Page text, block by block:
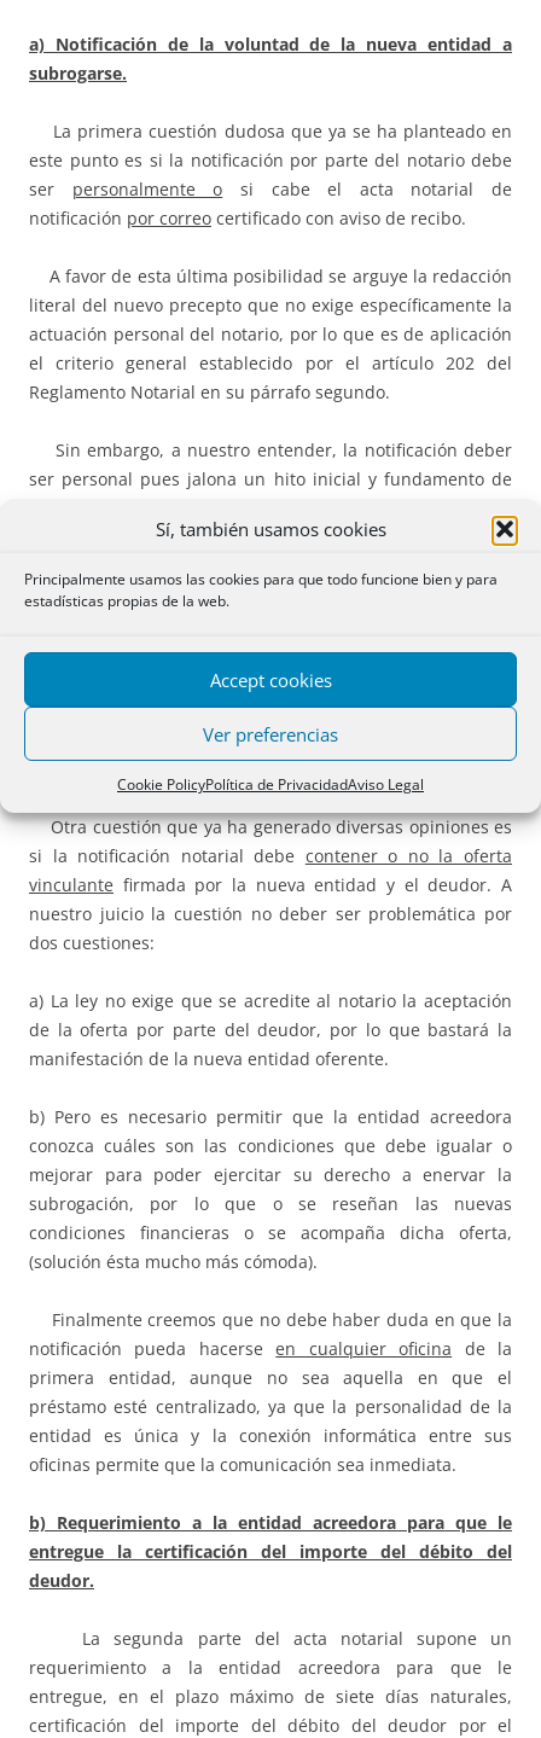
Sí, también usamos cookies
Principalmente usamos las cookies para que todo funcione bien y para
estadísticas propias de la web.
Accept cookies
Ver preferencias
Cookie PolicyPolítica de PrivacidadAviso Legal
a) Notificación de la voluntad de la nueva entidad a
subrogarse.
La primera cuestión dudosa que ya se ha planteado en
este punto es si la notificación por parte del notario debe
ser personalmente o si cabe el acta notarial de
notificación por correo certificado con aviso de recibo.
A favor de esta última posibilidad se arguye la redacción
literal del nuevo precepto que no exige específicamente la
actuación personal del notario, por lo que es de aplicación
el criterio general establecido por el artículo 202 del
Reglamento Notarial en su párrafo segundo.
Sin embargo, a nuestro entender, la notificación deber
ser personal pues jalona un hito inicial y fundamento de
plazos de siete y quince días para la entrega de la
enervar la subrogación por parte de la entidad acreedora.
meras razones de índole práctica pues si la notificación se
verifica por correo puede no existir certeza inmediata
sobre si la notificación ha llegado o no a su destinatario, o
de cuándo la ha recibido. Y no hay que olvidar que
Otra cuestión que ya ha generado diversas opiniones es
si la notificación notarial debe contener o no la oferta
vinculante firmada por la nueva entidad y el deudor. A
nuestro juicio la cuestión no deber ser problemática por
dos cuestiones:
a) La ley no exige que se acredite al notario la aceptación
de la oferta por parte del deudor, por lo que bastará la
manifestación de la nueva entidad oferente.
b) Pero es necesario permitir que la entidad acreedora
conozca cuáles son las condiciones que debe igualar o
mejorar para poder ejercitar su derecho a enervar la
subrogación, por lo que o se reseñan las nuevas
condiciones financieras o se acompaña dicha oferta,
(solución ésta mucho más cómoda).
Finalmente creemos que no debe haber duda en que la
notificación pueda hacerseen cualquier oficina de la
primera entidad, aunque no sea aquella en que el
préstamo esté centralizado, ya que la personalidad de la
entidad es única y la conexión informática entre sus
oficinas permite que la comunicación sea inmediata.
b) Requerimiento a la entidad acreedora para que le
entregue la certificación del importe del débito del
deudor.
La segunda parte del acta notarial supone un
requerimiento a la entidad acreedora para que le
entregue, en el plazo máximo de siete días naturales,
certificación del importe del débito del deudor por el